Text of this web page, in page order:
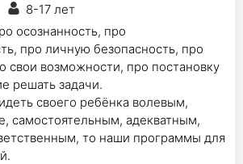
8-17 лет
осознанность, про
про личную безопасность, про
свои возможности, про постановку
решать задачи.
своего ребёнка волевым,
самостоятельным, адекватным,
то наши программы для